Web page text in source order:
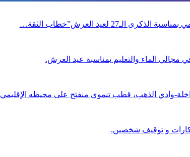
الـ27 لعيد العرش”خطاب الثقة…
مجالي الماء والتعليم بمناسبة عيد العرش.
وادي الذهب، قطب تنموي منفتح على محيطه الإقليمي